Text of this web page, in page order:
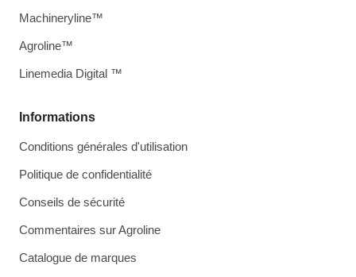
Informations
Conditions générales d'utilisation
Politique de confidentialité
Conseils de sécurité
Commentaires sur Agroline
Catalogue de marques
Machineryline™
Agroline™
Linemedia Digital ™